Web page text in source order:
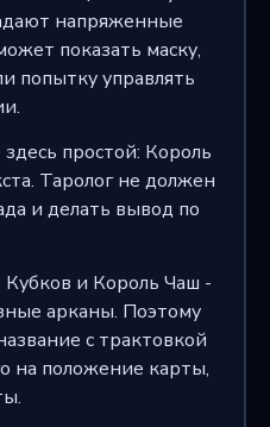
напряженные
показать маску,
попытку управлять
простой: Король
Таролог не должен
и делать вывод по
и Король Чаш -
арканы. Поэтому
с трактовкой
на положение карты,